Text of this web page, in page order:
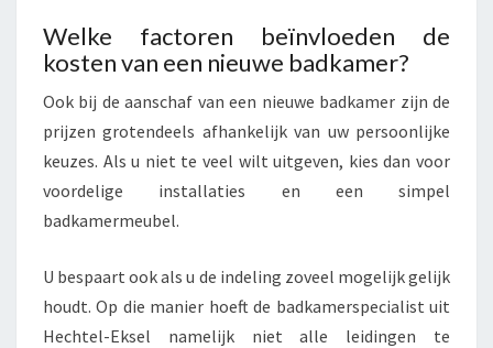
Welke factoren beïnvloeden de
kosten van een nieuwe badkamer?
Ook bij de aanschaf van een nieuwe badkamer zijn de
prijzen grotendeels afhankelijk van uw persoonlijke
keuzes. Als u niet te veel wilt uitgeven, kies dan voor
voordelige installaties en een simpel
badkamermeubel.
U bespaart ook als u de indeling zoveel mogelijk gelijk
houdt. Op die manier hoeft de badkamerspecialist uit
Hechtel-Eksel namelijk niet alle leidingen te